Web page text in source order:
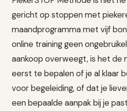
gericht op stoppen met
maandprogramma met vijf
online training geen
aankoop overweegt, is het de
eerst te bepalen of je al klaar
voor begeleiding, of dat je
een bepaalde aanpak bij je